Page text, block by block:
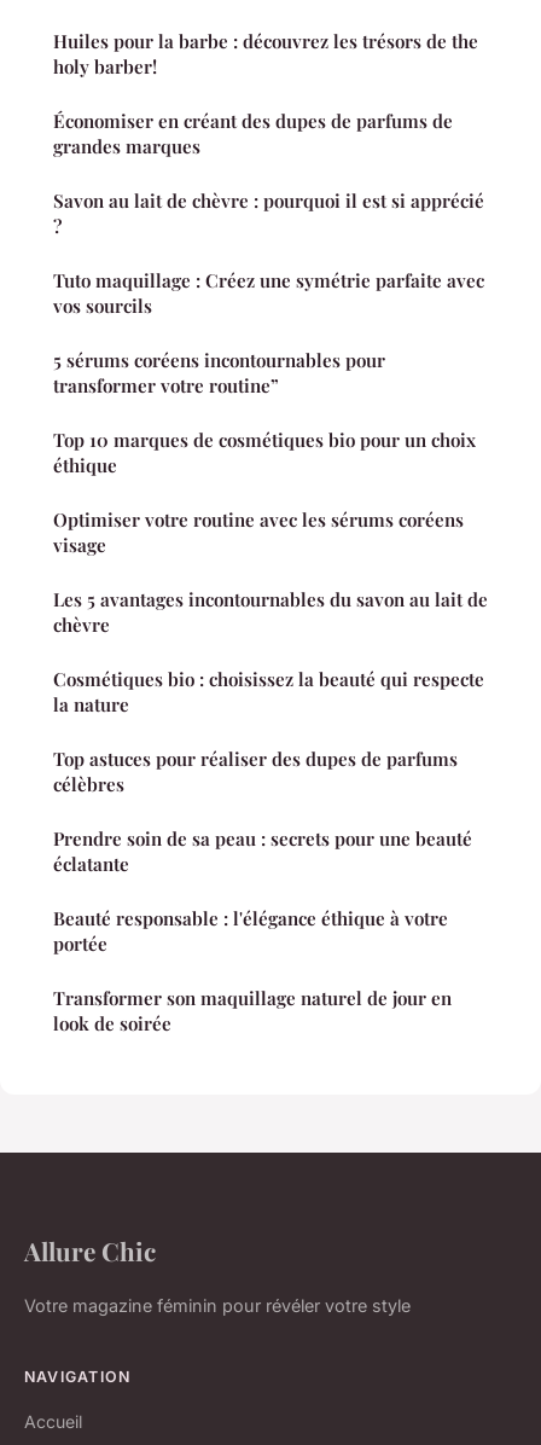
Huiles pour la barbe : découvrez les trésors de the
holy barber!
Économiser en créant des dupes de parfums de
grandes marques
Savon au lait de chèvre : pourquoi il est si apprécié
?
Tuto maquillage : Créez une symétrie parfaite avec
vos sourcils
5 sérums coréens incontournables pour
transformer votre routine”
Top 10 marques de cosmétiques bio pour un choix
éthique
Optimiser votre routine avec les sérums coréens
visage
Les 5 avantages incontournables du savon au lait de
chèvre
Cosmétiques bio : choisissez la beauté qui respecte
la nature
Top astuces pour réaliser des dupes de parfums
célèbres
Prendre soin de sa peau : secrets pour une beauté
éclatante
Beauté responsable : l'élégance éthique à votre
portée
Transformer son maquillage naturel de jour en
look de soirée
Allure Chic
Votre magazine féminin pour révéler votre style
NAVIGATION
Accueil